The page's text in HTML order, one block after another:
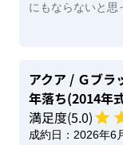
にもならないと思
アクア / Ｇブラ
年落ち(2014年
満足度(5.0)
成約日： 2026年6